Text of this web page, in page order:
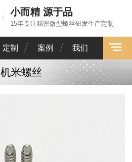
小而精 源于品
15年专注精密微型螺丝研发生产定制
定制 案例 我们
机米螺丝